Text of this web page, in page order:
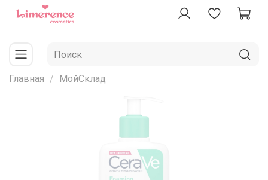
Главная МойСклад